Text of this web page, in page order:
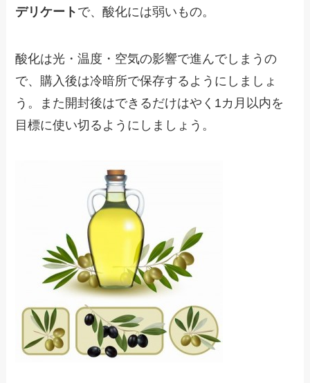
デリケート で、酸化には弱いもの。
酸化は光・温度・空気の影響で進んでしまうの
で、購入後は冷暗所で保存するようにしましょ
う。また開封後はできるだけはやく1カ月以内を
目標に使い切るようにしましょう。